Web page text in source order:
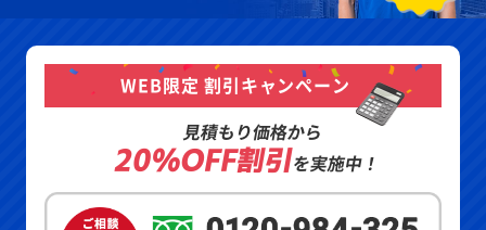
WEB限定 割引キャンペーン
見積もり価格から
20%OFF割引を実施中！